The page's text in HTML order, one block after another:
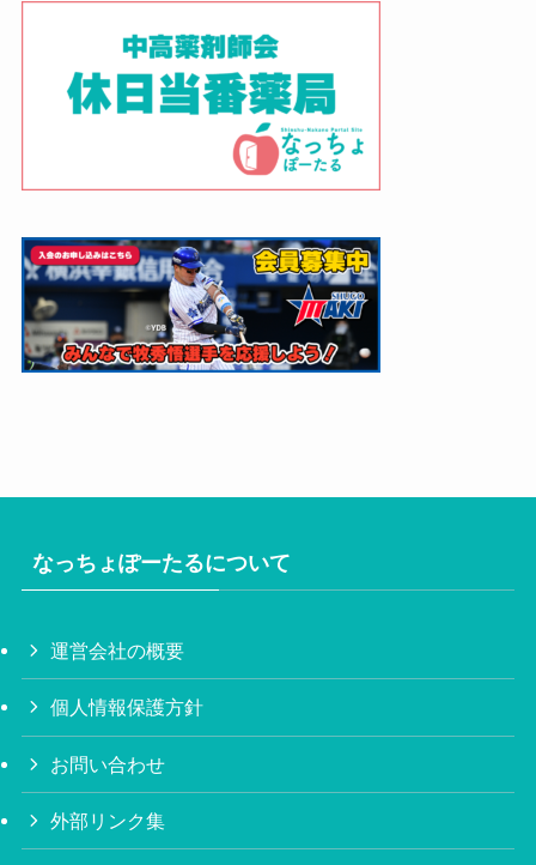
なっちょぽーたるについて
運営会社の概要
個人情報保護方針
お問い合わせ
外部リンク集